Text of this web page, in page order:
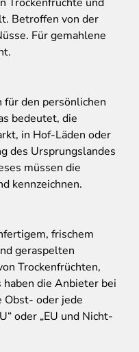
Betroffen von der
Für gemahlene
für den persönlichen
bedeutet, die
in Hof-Läden oder
des Ursprungslandes
müssen die
kennzeichnen.
frischem
geraspelten
Trockenfrüchten,
die Anbieter bei
Obst- oder jede
oder „EU und Nicht-